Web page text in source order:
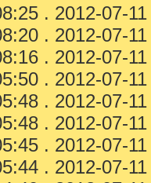
. 2012-07-
. 2012-07-
. 2012-07-
. 2012-07-
. 2012-07-
. 2012-07-
. 2012-07-
. 2012-07-